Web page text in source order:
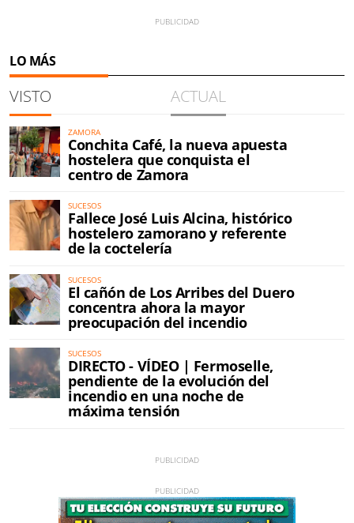
LO MÁS
VISTO ACTUAL
ZAMORA
Conchita Café, la nueva apuesta
hostelera que conquista el
centro de Zamora
SUCESOS
Fallece José Luis Alcina, histórico
hostelero zamorano y referente
de la coctelería
SUCESOS
El cañón de Los Arribes del Duero
concentra ahora la mayor
preocupación del incendio
SUCESOS
DIRECTO - VÍDEO | Fermoselle,
pendiente de la evolución del
incendio en una noche de
máxima tensión